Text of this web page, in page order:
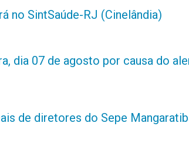
no SintSaúde-RJ (Cinelândia)
dia 07 de agosto por causa do
de diretores do Sepe